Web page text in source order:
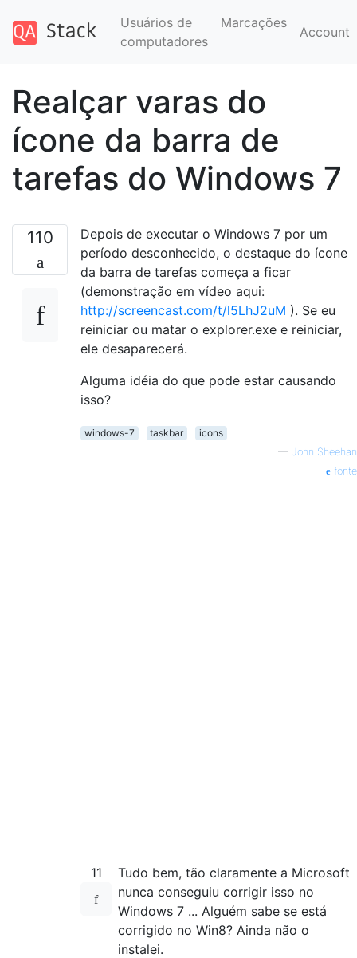
Usuários de
computadores
Marcações
Account
Realçar varas do
ícone da barra de
tarefas do Windows 7
110
Depois de executar o Windows 7 por um
período desconhecido, o destaque do ícone
da barra de tarefas começa a ficar
(demonstração em vídeo aqui:
http://screencast.com/t/l5LhJ2uM ). Se eu
reiniciar ou matar o explorer.exe e reiniciar,
ele desaparecerá.
Alguma idéia do que pode estar causando
isso?
windows-7 taskbar
icons
— John Sheehan
fonte
11
Tudo bem, tão claramente a Microsoft
nunca conseguiu corrigir isso no
Windows 7 ... Alguém sabe se está
corrigido no Win8? Ainda não o
instalei.